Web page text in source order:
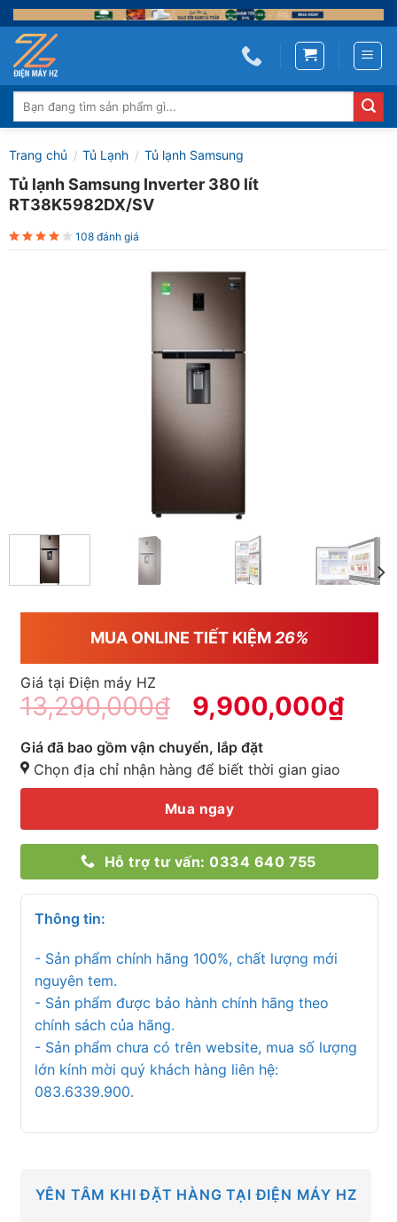
Skip
to
content
Tìm
kiếm:
Trang chủ / Tủ Lạnh / Tủ lạnh Samsung
Tủ lạnh Samsung Inverter 380 lít
RT38K5982DX/SV
108 đánh giá
MUA ONLINE TIẾT KIỆM26%
Giá tại Điện máy HZ
13,290,000₫ 9,900,000₫
Giá đã bao gồm vận chuyển, lắp đặt
Chọn địa chỉ nhận hàng để biết thời gian giao
Mua ngay
Hỗ trợ tư vấn: 0334 640 755
Thông tin:
- Sản phẩm chính hãng 100%, chất lượng mới
nguyên tem.
- Sản phẩm được bảo hành chính hãng theo
chính sách của hãng.
- Sản phẩm chưa có trên website, mua số lượng
lớn kính mời quý khách hàng liên hệ:
083.6339.900.
YÊN TÂM KHI ĐẶT HÀNG TẠI ĐIỆN MÁY HZ